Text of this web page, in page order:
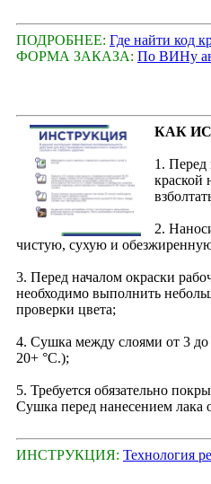
ПОДРОБНЕЕ: Где найти код
ФОРМА ЗАКАЗА: По ВИНу
КАК
1. Перед
краской
2.
чистую, сухую и
3. Перед началом окраски
необходимо выполнить
проверки цвета;
4. Сушка между слоями от 3
20+ °С.);
5. Требуется обязательно
Сушка перед нанесением лака
ИНСТРУКЦИЯ: Технология